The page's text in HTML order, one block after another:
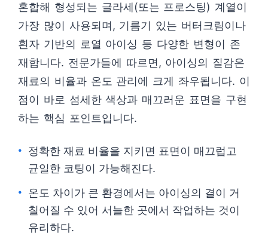
혼합해 형성되는 글라세(또는 프로스팅) 계열이
가장 많이 사용되며, 기름기 있는 버터크림이나
흰자 기반의 로열 아이싱 등 다양한 변형이 존
재합니다. 전문가들에 따르면, 아이싱의 질감은
재료의 비율과 온도 관리에 크게 좌우됩니다. 이
점이 바로 섬세한 색상과 매끄러운 표면을 구현
하는 핵심 포인트입니다.
정확한 재료 비율을 지키면 표면이 매끄럽고
균일한 코팅이 가능해진다.
온도 차이가 큰 환경에서는 아이싱의 결이 거
칠어질 수 있어 서늘한 곳에서 작업하는 것이
유리하다.